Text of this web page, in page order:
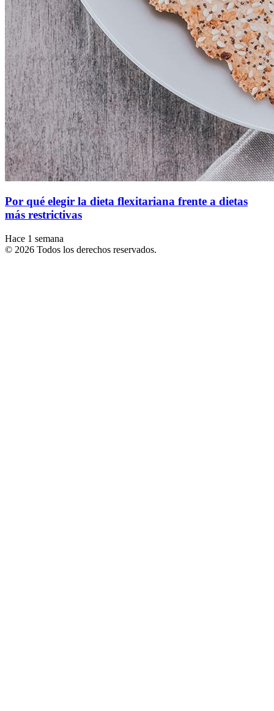
Por qué elegir la dieta flexitariana frente a dietas
más restrictivas
Hace 1 semana
© 2026 Todos los derechos reservados.